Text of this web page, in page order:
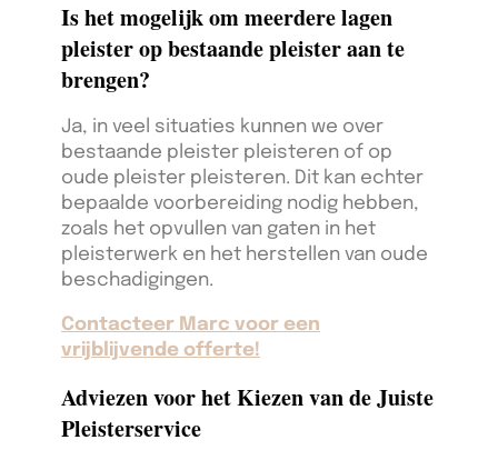
Is het mogelijk om meerdere lagen
pleister op bestaande pleister aan te
brengen?
Ja, in veel situaties kunnen we over
bestaande pleister pleisteren of op
oude pleister pleisteren. Dit kan echter
bepaalde voorbereiding nodig hebben,
zoals het opvullen van gaten in het
pleisterwerk en het herstellen van oude
beschadigingen.
Contacteer Marc voor een
vrijblijvende offerte!
Adviezen voor het Kiezen van de Juiste
Pleisterservice